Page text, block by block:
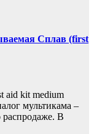
Сплав (first
aid kit medium
мультикама –
распродаже. В